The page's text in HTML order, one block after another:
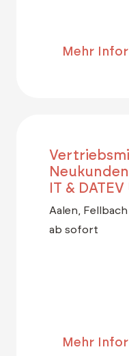
Mehr
IT &
Aalen, Fellbach
ab sofort
Mehr